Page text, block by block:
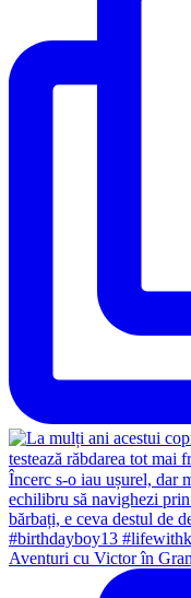
Aventuri cu Victor în